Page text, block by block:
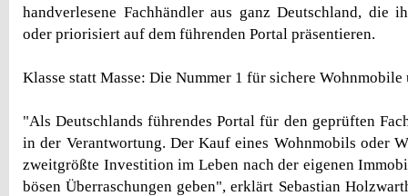
handverlesene Fachhändler aus ganz Deutschland, die
oder priorisiert auf dem führenden Portal präsentieren.
Klasse statt Masse: Die Nummer 1 für sichere Wohnmobile
"Als Deutschlands führendes Portal für den geprüften
in der Verantwortung. Der Kauf eines Wohnmobils oder
zweitgrößte Investition im Leben nach der eigenen
bösen Überraschungen geben", erklärt Sebastian